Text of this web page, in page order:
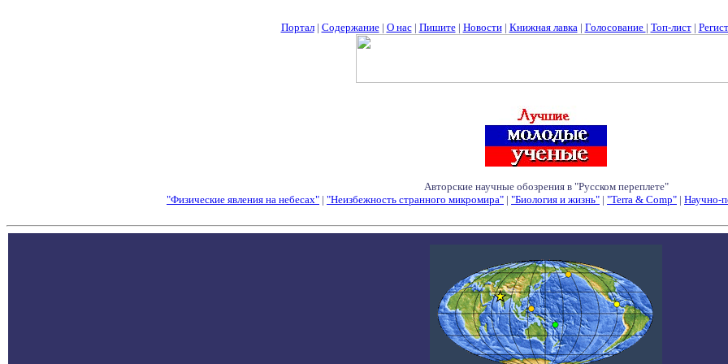
Портал| Содержание| О нас| Пишите| Новости| Книжная лавка| Голосование | Топ-лист|
Авторские научные обозрения в "Русском переплете"
"Физические явления на небесах" | "Неизбежность странного микромира" | "Биология и жизнь" | "Terra & Comp" | Научно-